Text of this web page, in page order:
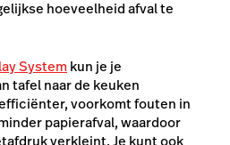
hoeveelheid afval te
Systemkun je je
tafel naar de keuken
voorkomt fouten in
papierafval, waardoor
verkleint. Je kunt ook